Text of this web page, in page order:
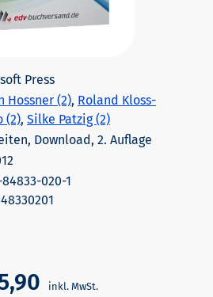
Press
Hossner (2), Roland Kloss-
(2), Silke Patzig (2)
Download, 2. Auflage
020-1